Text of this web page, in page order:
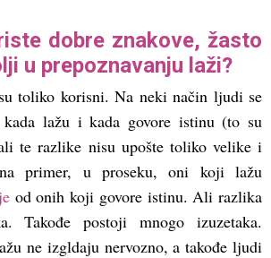
dobre znakove, žasto
u prepoznavanju laži?
toliko korisni. Na neki način ljudi se
kada lažu i kada govore istinu (to su
te razlike nisu upošte toliko velike i
primer, u proseku, oni koji lažu
od onih koji govore istinu. Ali razlika
Takođe postoji mnogo izuzetaka.
ne izgldaju nervozno, a takođe ljudi